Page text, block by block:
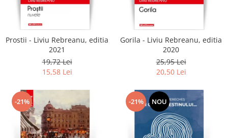
Literatura
Clasica
Contemporana
Universala
Non-fictiune
Calatorii
Memorii
Prostii - Liviu Rebreanu, editia
2021
19,72 Lei
15,58 Lei
Gorila - Liviu Rebreanu, editia
2020
25,95 Lei
20,50 Lei
-21% -21% NOU